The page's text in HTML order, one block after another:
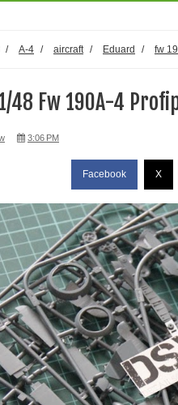
/ A-4 / aircraft / Eduard / fw
48 Fw 190A-4
3:06 PM
Facebook X